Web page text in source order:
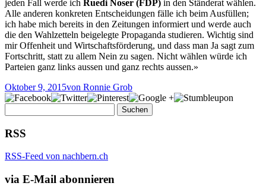
jeden Fall werde ich Ruedi Noser (FDP) in den Ständerat wählen.
Alle anderen konkreten Entscheidungen fälle ich beim Ausfüllen;
ich habe mich bereits in den Zeitungen informiert und werde auch
die den Wahlzetteln beigelegte Propaganda studieren. Wichtig sind
mir Offenheit und Wirtschaftsförderung, und dass man Ja sagt zum
Fortschritt, statt zu allem Nein zu sagen. Nicht wählen würde ich
Parteien ganz links aussen und ganz rechts aussen.»
Oktober 9, 2015von Ronnie Grob
nach:
RSS
RSS-Feed von nachbern.ch
via E-Mail abonnieren